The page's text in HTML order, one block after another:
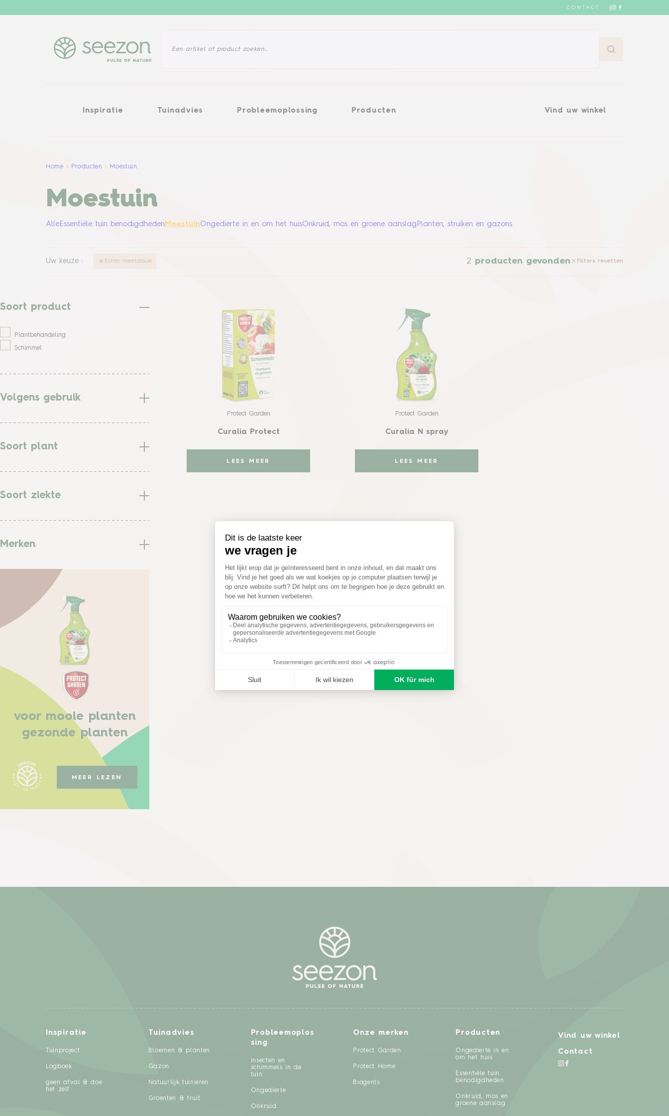
CONTACT
Inspiratie Tuinadvies Probleemoplossing Producten Vind uw winkel
InspiratieTuinadviesProbleemoplossingProducten Vind uw winkel
Home Producten Moestuin
Moestuin
Alle Essentiële tuin benodigdheden MoestuinOngedierte in en om het huisOnkruid, mos en groene aanslag Planten, struiken en gazons
Uw keuze : Echte meeldauw 2 producten gevonden Filters resetten
Soort product
Plantbehandeling
Schimmel
Volgens gebruik
Soort plant
Soort ziekte
Merken
voor mooie planten
gezonde planten
MEER LEZEN
Protect Garden
Curalia Protect
LEES MEER
Protect Garden
Curalia N spray
LEES MEER
Inspiratie
Tuinproject
Logboek
geen afval & doe
het zelf
Tuinadvies
Bloemen & planten
Gazon
Natuurlijk tuinieren
Groenten & fruit
Probleemoplos
sing
Insecten en
schimmels in de
tuin
Ongedierte
Onkruid
Onze merken
Protect Garden
Protect Home
Biogents
Producten
Ongedierte in en
om het huis
Essentiële tuin
benodigdheden
Onkruid, mos en
groene aanslag
Vind uw winkel
Contact